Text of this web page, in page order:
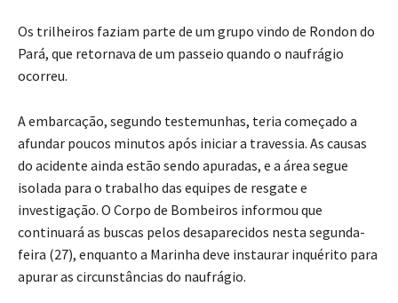
Os trilheiros faziam parte de um grupo vindo de Rondon do
Pará, que retornava de um passeio quando o naufrágio
ocorreu.
A embarcação, segundo testemunhas, teria começado a
afundar poucos minutos após iniciar a travessia. As causas
do acidente ainda estão sendo apuradas, e a área segue
isolada para o trabalho das equipes de resgate e
investigação. O Corpo de Bombeiros informou que
continuará as buscas pelos desaparecidos nesta segunda-
feira (27), enquanto a Marinha deve instaurar inquérito para
apurar as circunstâncias do naufrágio.